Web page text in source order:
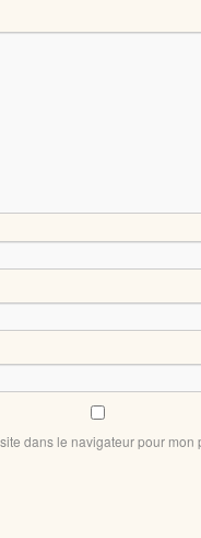
dans le navigateur pour